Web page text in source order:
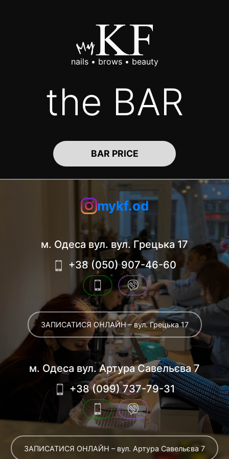
nails • brows • beauty
the BAR
BAR PRICE
mykf.od
м. Одеса вул. вул. Грецька 17
+38 (050) 907-46-60
ЗАПИСАТИСЯ ОНЛАЙН – вул. Грецька 17
м. Одеса вул. Артура Савельєва 7
+38 (099) 737-79-31
ЗАПИСАТИСЯ ОНЛАЙН – вул. Артура Савельєва 7